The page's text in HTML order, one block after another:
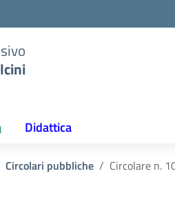
Didattica
Circolari pubbliche Circolare n.